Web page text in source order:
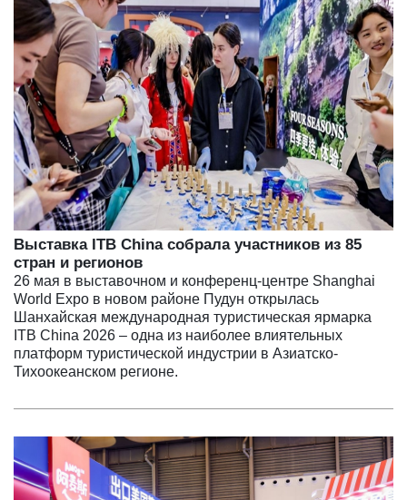
Выставка ITB China собрала участников из 85
стран и регионов
26 мая в выставочном и конференц-центре Shanghai
World Expo в новом районе Пудун открылась
Шанхайская международная туристическая ярмарка
ITB China 2026 – одна из наиболее влиятельных
платформ туристической индустрии в Азиатско-
Тихоокеанском регионе.